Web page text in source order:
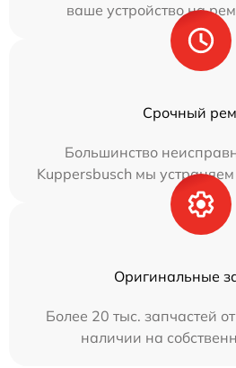
ваше устройство на
Срочный
Большинство
Kuppersbusch мы
Оригинальные
Более 20 тыс. запчастей
наличии на